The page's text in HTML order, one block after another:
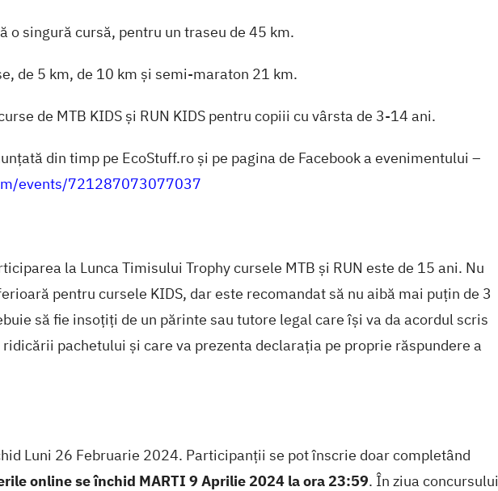
o singură cursă, pentru un traseu de 45 km.
de 5 km, de 10 km și semi-maraton 21 km.
de MTB KIDS și RUN KIDS pentru copiii cu vârsta de 3-14 ani.
din timp pe EcoStuff.roși pe pagina de Facebook a evenimentului –
events/721287073077037
la Lunca Timisului Trophy cursele MTB și RUN este de 15 ani. Nu
pentru cursele KIDS, dar este recomandat să nu aibă mai puțin de 3
să fie insoțiți de un părinte sau tutore legal care își va da acordul scris
pachetului și care va prezenta declarația pe proprie răspundere a
Luni 26 Februarie 2024. Participanții se pot înscrie doar completând
online se închid MARTI 9 Aprilie 2024 la ora 23:59. În ziua concursului